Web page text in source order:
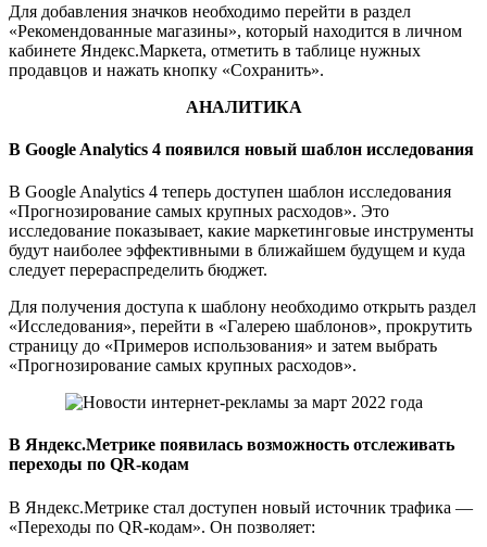
Для добавления значков необходимо перейти в раздел
«Рекомендованные магазины», который находится в личном
кабинете Яндекс.Маркета, отметить в таблице нужных
продавцов и нажать кнопку «Сохранить».
АНАЛИТИКА
В Google Analytics 4 появился новый шаблон исследования
В Google Analytics 4 теперь доступен шаблон исследования
«Прогнозирование самых крупных расходов». Это
исследование показывает, какие маркетинговые инструменты
будут наиболее эффективными в ближайшем будущем и куда
следует перераспределить бюджет.
Для получения доступа к шаблону необходимо открыть раздел
«Исследования», перейти в «Галерею шаблонов», прокрутить
страницу до «Примеров использования» и затем выбрать
«Прогнозирование самых крупных расходов».
В Яндекс.Метрике появилась возможность отслеживать
переходы по QR-кодам
В Яндекс.Метрике стал доступен новый источник трафика —
«Переходы по QR-кодам». Он позволяет: